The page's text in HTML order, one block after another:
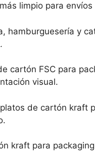
limpio para envíos
hamburguesería y
cartón FSC para
visual.
de cartón kraft
kraft para